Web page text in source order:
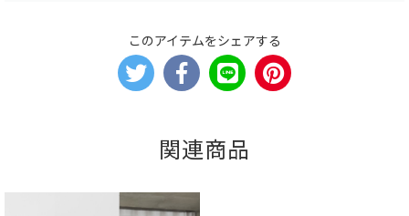
このアイテムをシェアする
関連商品